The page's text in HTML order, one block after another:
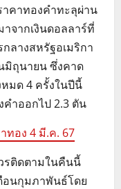
าคาทองคำทะลุผ่าน
จากเงินดอลลาร์ที่
ลางสหรัฐอเมริกา
มิถุนายน ซึ่งคาด
มด 4 ครั้งในปีนี้
คำออกไป 2.3 ตัน
ทอง 4 มี.ค. 67
รติดตามในคืนนี้
อนกุมภาพันธ์โดย